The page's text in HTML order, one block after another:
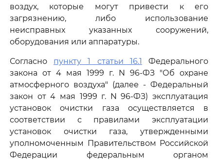
воздух, которые могут привести к его
загрязнению, либо использование
неисправных указанных сооружений,
оборудования или аппаратуры.
Согласно пункту 1 статьи 16.1 Федерального
закона от 4 мая 1999 г. N 96-ФЗ "Об охране
атмосферного воздуха" (далее - Федеральный
закон от 4 мая 1999 г. N 96-ФЗ) эксплуатация
установок очистки газа осуществляется в
соответствии с правилами эксплуатации
установок очистки газа, утвержденными
уполномоченным Правительством Российской
Федерации федеральным органом